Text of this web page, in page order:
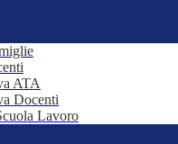
ATA
Docenti
Lavoro